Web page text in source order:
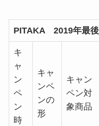
PITAKA2019年最後
キ
ャ
ン
ペ
ン
時
キャ
ンペ
ンの
形
キャン
ペン対
象商品